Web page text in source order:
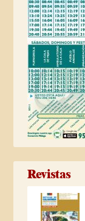
Revistas